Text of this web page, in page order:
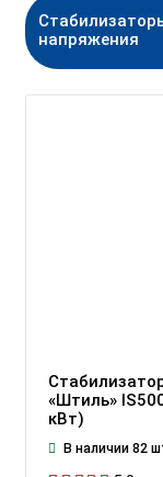
напряжения
«Штиль»
кВт)
В наличии 82